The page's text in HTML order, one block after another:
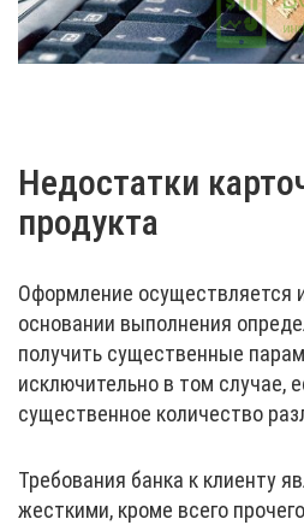
Недостатки
продукта
Оформление осуществляется
основании выполнения
получить существенные
исключительно в том случае,
существенное количество
Требования банка к клиенту
жесткими, кроме всего